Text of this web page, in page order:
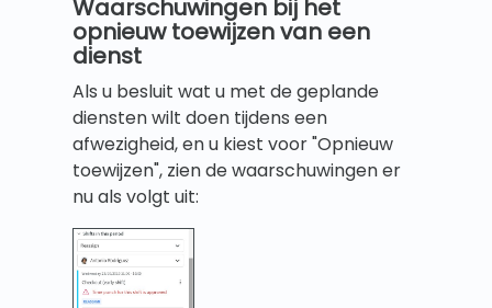
Waarschuwingen bij het
opnieuw toewijzen van een
dienst
Als u besluit wat u met de geplande
diensten wilt doen tijdens een
afwezigheid, en u kiest voor "Opnieuw
toewijzen", zien de waarschuwingen er
nu als volgt uit: